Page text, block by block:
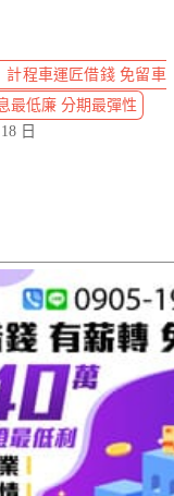
計程車運匠借錢 免留車
最低廉 分期最彈性
日